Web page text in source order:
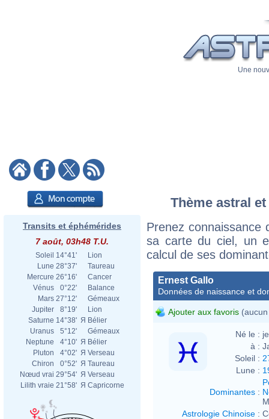
Une
Transits et éphémérides
7 août, 03h48 T.U.
Soleil 14°41'
Lion
Lune 28°37'
Taureau
Mercure 26°16'
Cancer
Vénus
0°22'
Balance
Mars 27°12'
Gémeaux
Jupiter
8°19'
Lion
Saturne 14°38' Я Bélier
Uranus
5°12'
Gémeaux
Neptune
4°10' Я Bélier
Pluton
4°02' Я Verseau
Chiron
0°52' Я Taureau
Nœud vrai 29°54' Я Verseau
Lilith vraie 21°58' Я Capricorne
Thème astral
Prenez connaissance
sa carte du ciel, un
calcul de ses
Ernest Gallo
Données de naissance et
Ajouter aux favoris
Né le :
à :
Soleil :
Lune :
Dominantes :
Astrologie Chinoise :